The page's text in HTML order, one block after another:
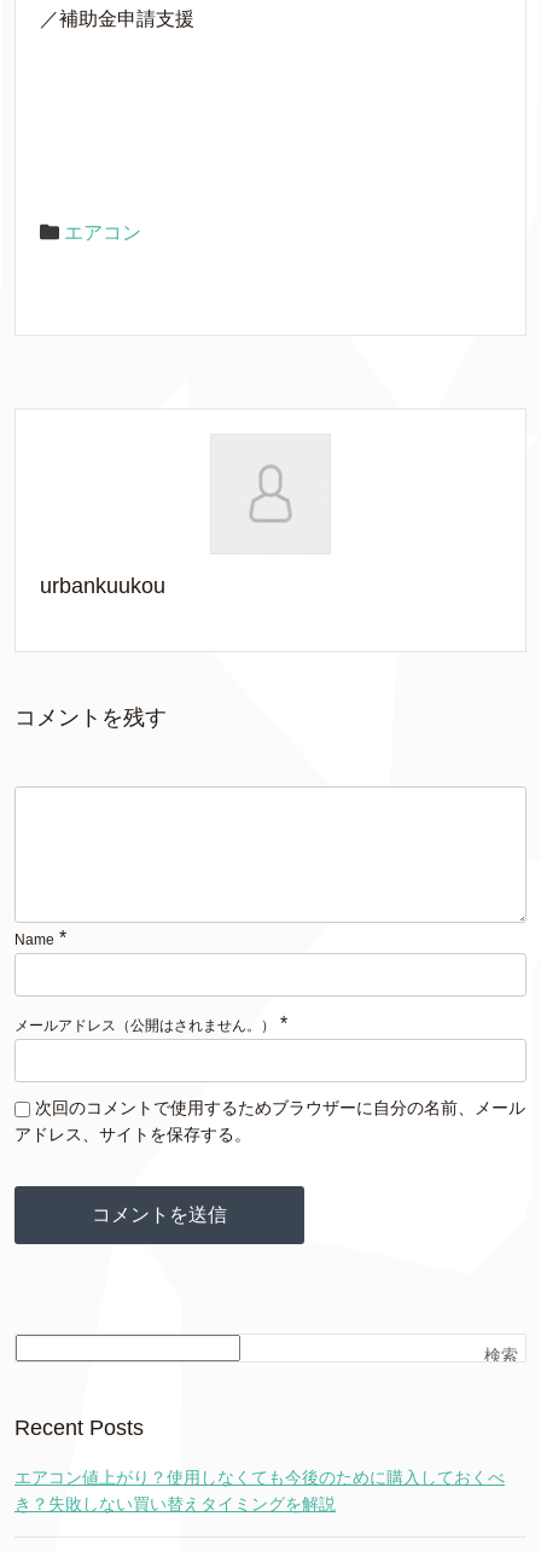
／補助金申請支援
エアコン
urbankuukou
コメントを残す
Name *
メールアドレス（公開はされません。） *
次回のコメントで使用するためブラウザーに自分の名前、メール
アドレス、サイトを保存する。
検索
Recent Posts
エアコン値上がり？使用しなくても今後のために購入しておくべ
き？失敗しない買い替えタイミングを解説